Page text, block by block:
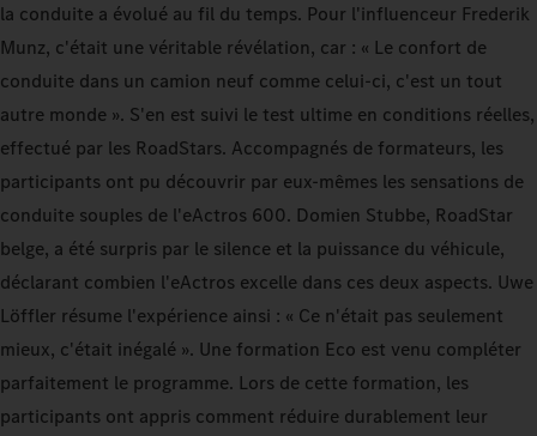
la conduite a évolué au fil du temps. Pour l'influenceur Frederik
Munz, c'était une véritable révélation, car : « Le confort de
conduite dans un camion neuf comme celui-ci, c'est un tout
autre monde ». S'en est suivi le test ultime en conditions réelles,
effectué par les RoadStars. Accompagnés de formateurs, les
participants ont pu découvrir par eux-mêmes les sensations de
conduite souples de l'eActros 600. Domien Stubbe, RoadStar
belge, a été surpris par le silence et la puissance du véhicule,
déclarant combien l'eActros excelle dans ces deux aspects. Uwe
Löffler résume l'expérience ainsi : « Ce n'était pas seulement
mieux, c'était inégalé ». Une formation Eco est venu compléter
parfaitement le programme. Lors de cette formation, les
participants ont appris comment réduire durablement leur